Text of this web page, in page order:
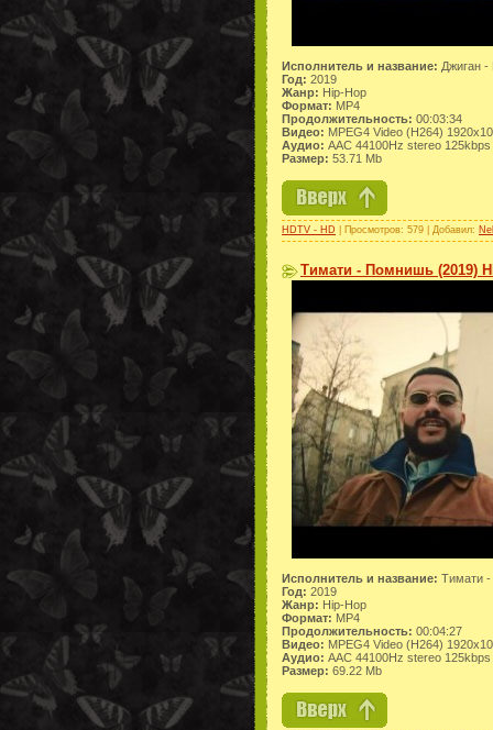
Исполнитель и название: Джиган -
Год: 2019
Жанр: Hip-Hop
Формат: MP4
Продолжительность: 00:03:34
Видео: MPEG4 Video (H264)
Аудио: AAC 44100Hz stereo 125kbps
Размер: 53.71 Mb
HDTV - HD | Просмотров: 579 | Добавил:
Тимати - Помнишь (2019)
Исполнитель и название: Тимати
Год: 2019
Жанр: Hip-Hop
Формат: MP4
Продолжительность: 00:04:27
Видео: MPEG4 Video (H264)
Аудио: AAC 44100Hz stereo 125kbps
Размер: 69.22 Mb